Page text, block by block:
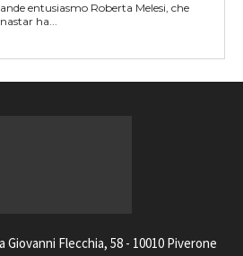
entusiasmo Roberta Melesi, che
ha...
Flecchia, 58 - 10010 Piverone